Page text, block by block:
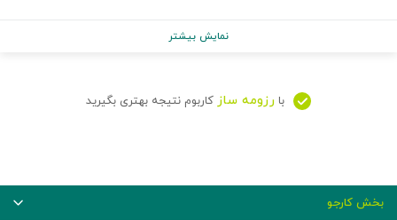
نمایش بیشتر
با رزومه ساز کاربوم نتیجه بهتری بگیرید
بخش کارجو